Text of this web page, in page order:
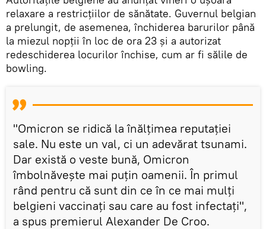
relaxare a restricțiilor de sănătate. Guvernul belgian
a prelungit, de asemenea, închiderea barurilor până
la miezul nopții în loc de ora 23 și a autorizat
redeschiderea locurilor închise, cum ar fi sălile de
bowling.
"Omicron se ridică la înălțimea reputației
sale. Nu este un val, ci un adevărat tsunami.
Dar există o veste bună, Omicron
îmbolnăvește mai puțin oamenii. În primul
rând pentru că sunt din ce în ce mai mulți
belgieni vaccinați sau care au fost infectați",
a spus premierul Alexander De Croo.